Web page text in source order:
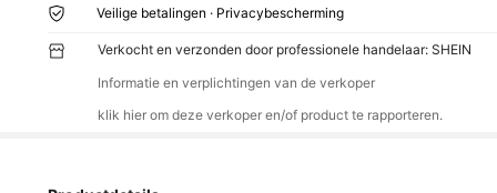
Veilige betalingen · Privacybescherming
Verkocht en verzonden door professionele handelaar: SHEIN
Informatie en verplichtingen van de verkoper
klik hier om deze verkoper en/of product te rapporteren.